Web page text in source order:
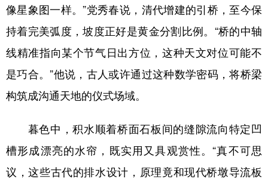
像星象图一样。”党秀春说，清代增建的引桥，至今保
持着完美弧度，坡度正好是黄金分割比例。“桥的中轴
线精准指向某个节气日出方位，这种天文对位可能不
是巧合。”他说，古人或许通过这种数学密码，将桥梁
构筑成沟通天地的仪式场域。
暮色中，积水顺着桥面石板间的缝隙流向特定凹
槽形成漂亮的水帘，既实用又具观赏性。“真不可思
议，这些古代的排水设计，原理竟和现代桥墩导流板